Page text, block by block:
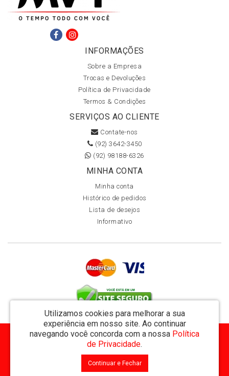
INFORMAÇÕES
Sobre a Empresa
Trocas e Devoluções
Política de Privacidade
Termos & Condições
SERVIÇOS AO CLIENTE
Contate-nos
(92) 3642-3450
(92) 98188-6326
MINHA CONTA
Minha conta
Histórico de pedidos
Lista de desejos
Informativo
Utilizamos cookies para melhorar a sua
experiência em nosso site. Ao continuar
navegando você concorda com a nossa Política
de Privacidade.
Continuar e Fechar
MVT Comércio de Representação de Livros Ltda - CNPJ: 11.162.894/0001-32
Rua Visconde de Utinga 234 - Parque das Laranjeiras - Manaus / AM - CEP: 69058-810
MVT Livraria © 2026